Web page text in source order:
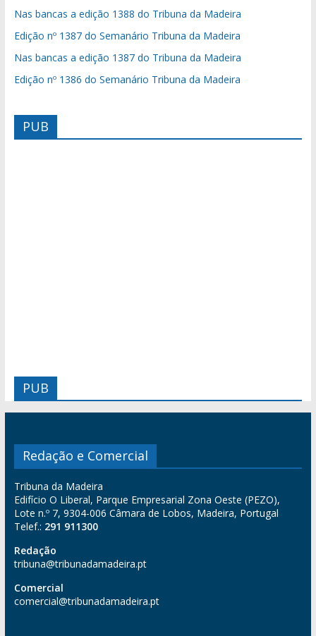
Nas bancas a edição 1388 do Tribuna da Madeira
Edição nº 1387 do Semanário Tribuna da Madeira
Nas bancas a edição 1387 do Tribuna da Madeira
Edição nº 1386 do Semanário Tribuna da Madeira
PUB
PUB
Redação e Comercial
Tribuna da Madeira
Edifício O Liberal, Parque Empresarial Zona Oeste (PEZO),
Lote n.º 7, 9304-006 Câmara de Lobos, Madeira, Portugal
Telef.: 291 911300
Redação
tribuna@tribunadamadeira.pt
Comercial
comercial@tribunadamadeira.pt